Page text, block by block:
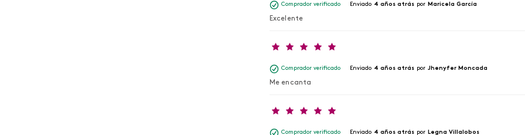
Comprador verificado Enviado 4 años atrás por Maricela García
Excelente
Comprador verificado Enviado 4 años atrás por Jhenyfer Moncada
Me encanta
Comprador verificado Enviado 4 años atrás por Legna Villalobos